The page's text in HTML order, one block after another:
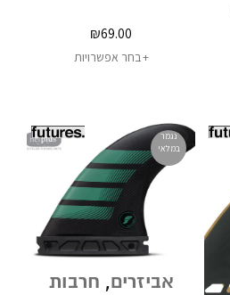
₪69.00
בחר אפשרויות
נגמר
במלאי
אביזרים, חרבות